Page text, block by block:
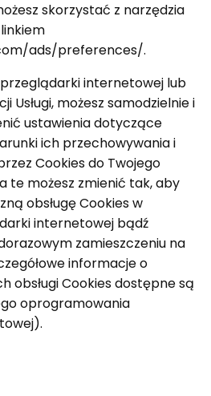
skorzystać z narzędzia
ads/preferences/.
internetowej lub
Usługi, możesz samodzielnie i
ustawienia dotyczące
ich przechowywania i
Cookies do Twojego
te możesz zmienić tak, aby
obsługę Cookies w
internetowej bądź
zamieszczeniu na
informacje o
obsługi Cookies dostępne są
oprogramowania